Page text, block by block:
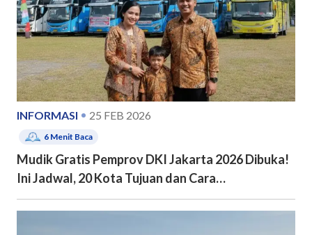
INFORMASI 25 FEB 2026
6 Menit Baca
Mudik Gratis Pemprov DKI Jakarta 2026 Dibuka!
Ini Jadwal, 20 Kota Tujuan dan Cara
Pendaftarannya